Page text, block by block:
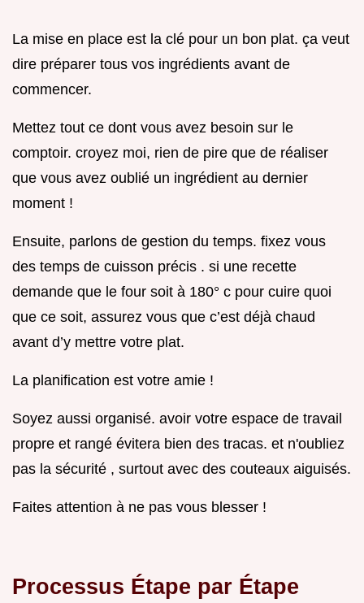
La mise en place est la clé pour un bon plat. ça veut
dire préparer tous vos ingrédients avant de
commencer.
Mettez tout ce dont vous avez besoin sur le
comptoir. croyez moi, rien de pire que de réaliser
que vous avez oublié un ingrédient au dernier
moment !
Ensuite, parlons de gestion du temps. fixez vous
des temps de cuisson précis . si une recette
demande que le four soit à 180° c pour cuire quoi
que ce soit, assurez vous que c’est déjà chaud
avant d’y mettre votre plat.
La planification est votre amie !
Soyez aussi organisé. avoir votre espace de travail
propre et rangé évitera bien des tracas. et n'oubliez
pas la sécurité , surtout avec des couteaux aiguisés.
Faites attention à ne pas vous blesser !
Processus Étape par Étape